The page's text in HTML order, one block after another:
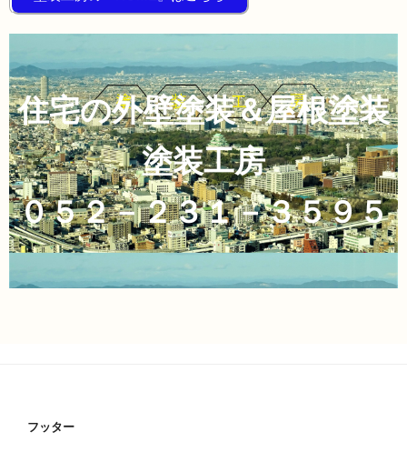
住宅の外壁塗装＆屋根塗装
塗装工房
０５２－２３１－３５９５
フッター